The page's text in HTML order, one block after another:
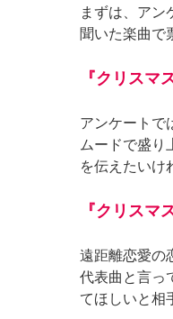
まずは、アン
聞いた楽曲で
『クリス
アンケートで
ムードで盛り
を伝えたいけ
『クリス
遠距離恋愛の
代表曲と言っ
てほしいと相